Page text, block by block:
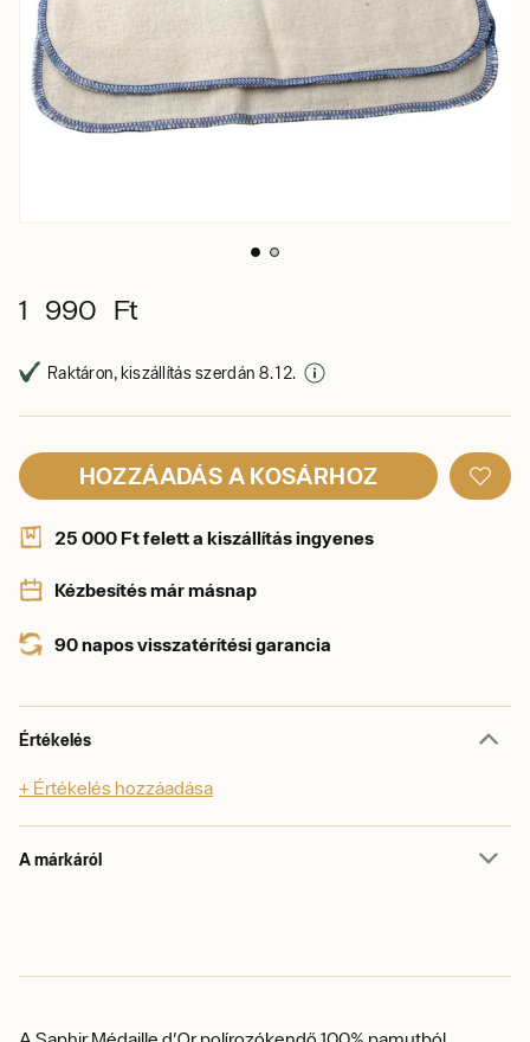
1 990 Ft
Raktáron, kiszállítás szerdán 8. 12.
HOZZÁADÁS A KOSÁRHOZ
25 000 Ft felett a kiszállítás ingyenes
Kézbesítés már másnap
90 napos visszatérítési garancia
Értékelés
+ Értékelés hozzáadása
A márkáról